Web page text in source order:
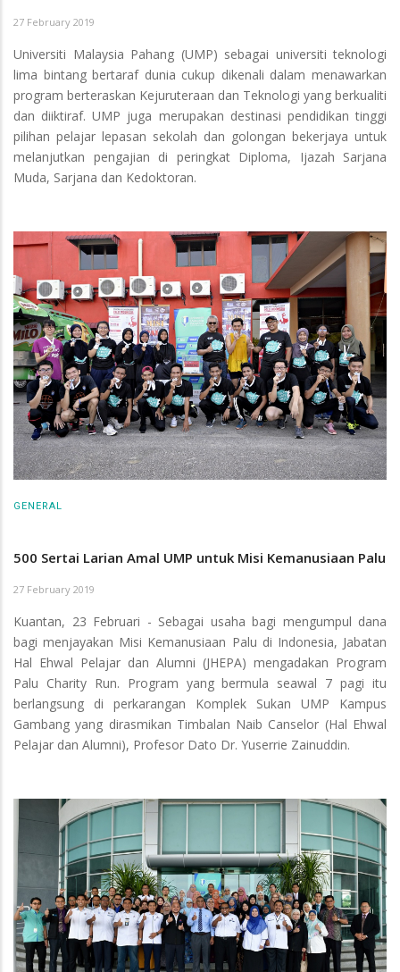
27 February 2019
Universiti Malaysia Pahang (UMP) sebagai universiti teknologi
lima bintang bertaraf dunia cukup dikenali dalam menawarkan
program berteraskan Kejuruteraan dan Teknologi yang berkualiti
dan diiktiraf. UMP juga merupakan destinasi pendidikan tinggi
pilihan pelajar lepasan sekolah dan golongan bekerjaya untuk
melanjutkan pengajian di peringkat Diploma, Ijazah Sarjana
Muda, Sarjana dan Kedoktoran.
GENERAL
500 Sertai Larian Amal UMP untuk Misi Kemanusiaan Palu
27 February 2019
Kuantan, 23 Februari - Sebagai usaha bagi mengumpul dana
bagi menjayakan Misi Kemanusiaan Palu di Indonesia, Jabatan
Hal Ehwal Pelajar dan Alumni (JHEPA) mengadakan Program
Palu Charity Run. Program yang bermula seawal 7 pagi itu
berlangsung di perkarangan Komplek Sukan UMP Kampus
Gambang yang dirasmikan Timbalan Naib Canselor (Hal Ehwal
Pelajar dan Alumni), Profesor Dato Dr. Yuserrie Zainuddin.